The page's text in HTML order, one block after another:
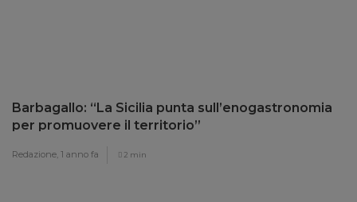
Barbagallo: “La Sicilia punta sull’enogastronomia
per promuovere il territorio”
Redazione, 1 anno fa 2 min